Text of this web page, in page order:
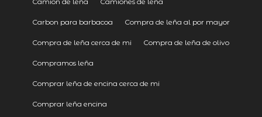
Carbon para barbacoa Compra de leña al por mayor
Compra de leña cerca de mi Compra de leña de olivo
Compramos leña
Comprar leña de encina cerca de mi
Comprar leña encina